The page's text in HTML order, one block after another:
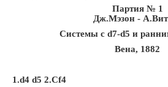
Партия № 1
Дж.Мэзон -
Системы с d7-d5 и
Вена, 1882
1.d4 d5 2.Сf4